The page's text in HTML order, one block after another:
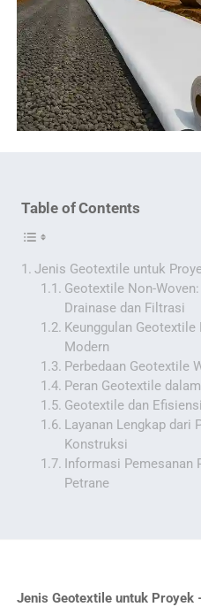
Table of Contents
Jenis Geotextile untuk
Geotextile Non-
Drainase dan Filtrasi
Keunggulan
Modern
Perbedaan Geotextile
Peran Geotextile
Geotextile dan
Layanan Lengkap dari
Konstruksi
Informasi Pemesanan
Petrane
Jenis Geotextile untuk Proyek